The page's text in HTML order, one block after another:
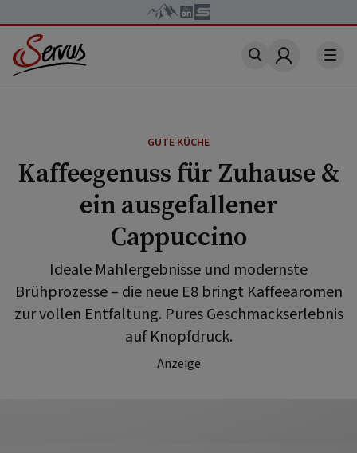
Account
GUTE KÜCHE
Kaffeegenuss für Zuhause &
ein ausgefallener
Cappuccino
Ideale Mahlergebnisse und modernste
Brühprozesse – die neue E8 bringt Kaffeearomen
zur vollen Entfaltung. Pures Geschmackserlebnis
auf Knopfdruck.
Anzeige